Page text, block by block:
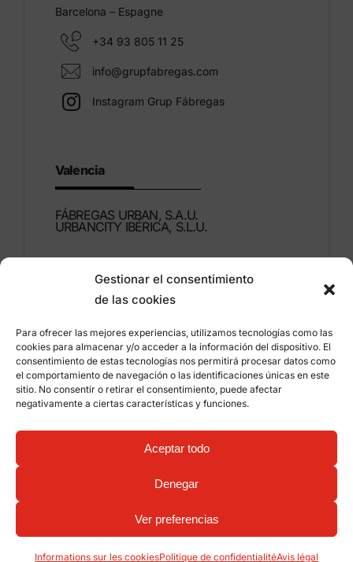
Gestionar el consentimiento
de las cookies
Para ofrecer las mejores experiencias, utilizamos tecnologías como las
cookies para almacenar y/o acceder a la información del dispositivo. El
consentimiento de estas tecnologías nos permitirá procesar datos como
el comportamiento de navegación o las identificaciones únicas en este
sitio. No consentir o retirar el consentimiento, puede afectar
negativamente a ciertas características y funciones.
Aceptar todo
Denegar
Ver preferencias
Informations sur les cookiesPolitique de confidentialitéAvis légal
Barcelona – Espagne
+34 93 805 11 25
info@grupfabregas.com
Instagram Grup Fábregas
Valencia
FÁBREGAS URBAN, S.A.U.
URBANCITY IBÉRICA, S.L.U.
46960 ALDAIA
Valencia – Espagne
+34 96 151 53 44
info@grupfabregas.com
Grup Fábregas
Accès concessionnaire
Avis légal
Politique de confidentialité
Informations sur les cookies
mobiliers urbains ECO Friendly –
qualitystudio